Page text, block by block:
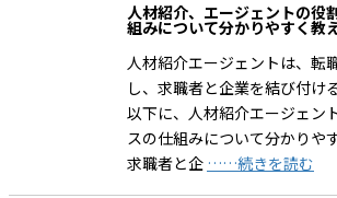
人材紹介、エージェントの役
組みについて分かりやすく教
人材紹介エージェントは、転
し、求職者と企業を結び付け
以下に、人材紹介エージェン
スの仕組みについて分かりや
求職者と企 ……続きを読む